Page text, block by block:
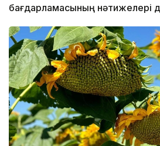
бағдарламасының нәтижелері